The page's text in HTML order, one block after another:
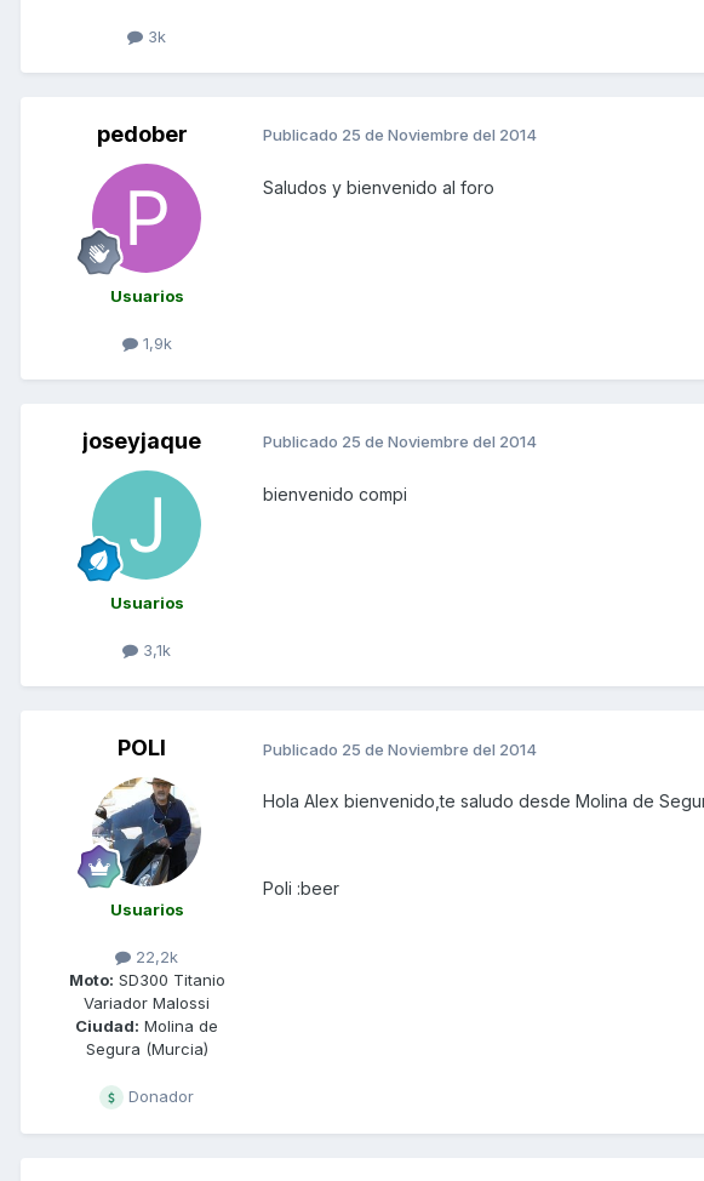
3k
pedober
Usuarios
1,9k
Publicado 25 de Noviembre del 2014
Saludos y bienvenido al foro
joseyjaque
Usuarios
3,1k
Publicado 25 de Noviembre del 2014
bienvenido compi
POLI
Usuarios
22,2k
Moto: SD300 Titanio
Variador Malossi
Ciudad: Molina de
Segura (Murcia)
Donador
Publicado 25 de Noviembre del 2014
Hola Alex bienvenido,te saludo desde Molina de
Poli :beer